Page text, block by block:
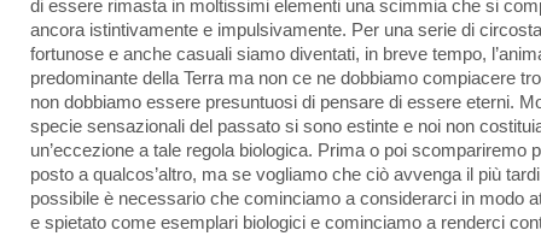
di essere rimasta in moltissimi elementi una scimmia che si
ancora istintivamente e impulsivamente. Per una serie di
fortunose e anche casuali siamo diventati, in breve tempo,
predominante della Terra ma non ce ne dobbiamo compiacere
non dobbiamo essere presuntuosi di pensare di essere eterni.
specie sensazionali del passato si sono estinte e noi non
un’eccezione a tale regola biologica. Prima o poi scompariremo
posto a qualcos’altro, ma se vogliamo che ciò avvenga il più tardi
possibile è necessario che cominciamo a considerarci in modo
e spietato come esemplari biologici e cominciamo a renderci